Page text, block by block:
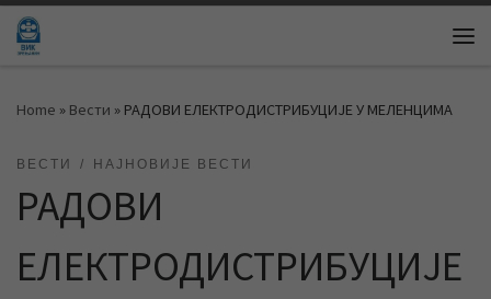
Skip to content
Home » Вести » РАДОВИ ЕЛЕКТРОДИСТРИБУЦИЈЕ У МЕЛЕНЦИМА
ВЕСТИ НАЈНОВИЈЕ ВЕСТИ
РАДОВИ
ЕЛЕКТРОДИСТРИБУЦИЈЕ